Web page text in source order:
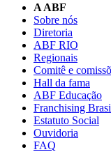
A ABF
Sobre nós
Diretoria
ABF RIO
Regionais
Comitê e
Hall da fama
ABF Educação
Franchising
Estatuto Social
Ouvidoria
FAQ